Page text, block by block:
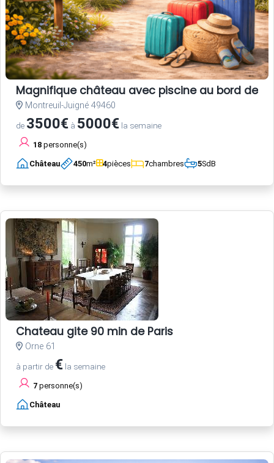
Magnifique château avec piscine au bord de la
Montreuil-Juigné 49460
de 3500€ à 5000€ la semaine
18 personne(s)
Château 450m² 4pièces 7chambres 5SdB
Chateau gite 90 min de Paris
Orne 61
à partir de € la semaine
7 personne(s)
Château